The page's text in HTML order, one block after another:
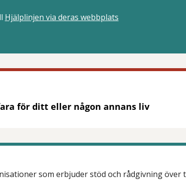
Hjälplinjen via deras webbplats
för ditt eller någon annans liv
som erbjuder stöd och rådgivning över